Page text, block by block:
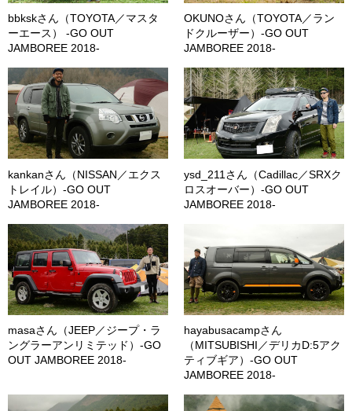
bbkskさん（TOYOTA／マスタ
ーエース） -GO OUT
JAMBOREE 2018-
OKUNOさん（TOYOTA／ラン
ドクルーザー）-GO OUT
JAMBOREE 2018-
kankanさん（NISSAN／エクス
トレイル）-GO OUT
JAMBOREE 2018-
ysd_211さん（Cadillac／SRXク
ロスオーバー）-GO OUT
JAMBOREE 2018-
masaさん（JEEP／ジープ・ラ
ングラーアンリミテッド）-GO
OUT JAMBOREE 2018-
hayabusacampさん
（MITSUBISHI／デリカD:5アク
ティブギア）-GO OUT
JAMBOREE 2018-